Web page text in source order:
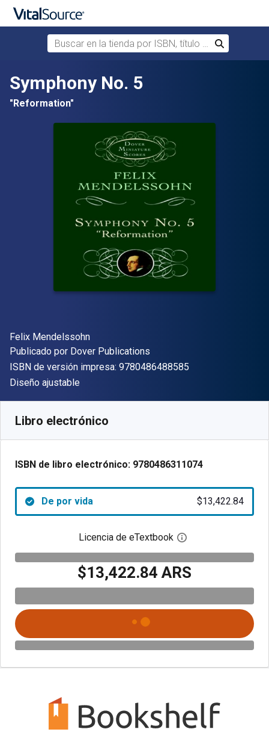
Saltar al contenido principal
Buscar en la tienda por ISBN, título o autor
Buscar
Symphony No. 5
"Reformation"
Autor(es)
Felix Mendelssohn
Editor
Publicado por Dover Publications
ISBN de versión impresa: 9780486488585
Formato
Diseño ajustable
Libro electrónico
ISBN de libro electrónico: 9780486311074
De por vida $13,422.84
Licencia de eTextbook Abre el cuadro de
$13,422.84 ARS